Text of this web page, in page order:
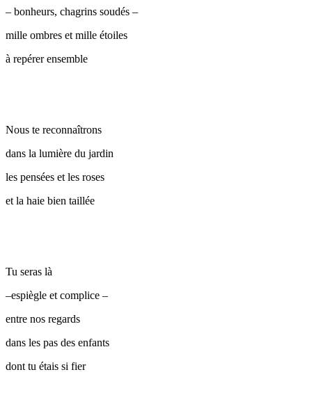
– bonheurs, chagrins soudés –
mille ombres et mille étoiles
à repérer ensemble
Nous te reconnaîtrons
dans la lumière du jardin
les pensées et les roses
et la haie bien taillée
Tu seras là
–espiègle et complice –
entre nos regards
dans les pas des enfants
dont tu étais si fier